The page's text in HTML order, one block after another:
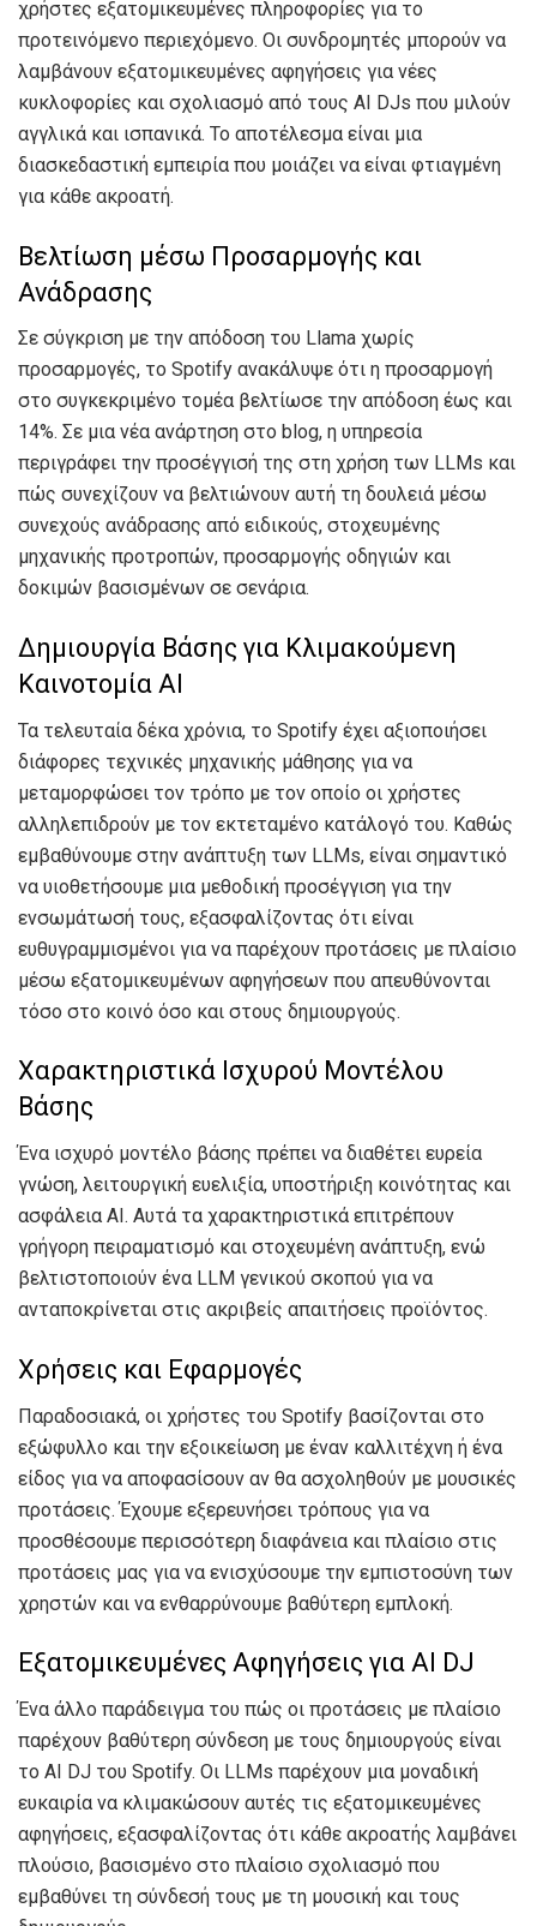
χρήστες εξατομικευμένες πληροφορίες για το
προτεινόμενο περιεχόμενο. Οι συνδρομητές μπορούν να
λαμβάνουν εξατομικευμένες αφηγήσεις για νέες
κυκλοφορίες και σχολιασμό από τους AI DJs που μιλούν
αγγλικά και ισπανικά. Το αποτέλεσμα είναι μια
διασκεδαστική εμπειρία που μοιάζει να είναι φτιαγμένη
για κάθε ακροατή.
Βελτίωση μέσω Προσαρμογής και
Ανάδρασης
Σε σύγκριση με την απόδοση του Llama χωρίς
προσαρμογές, το Spotify ανακάλυψε ότι η προσαρμογή
στο συγκεκριμένο τομέα βελτίωσε την απόδοση έως και
14%. Σε μια νέα ανάρτηση στο blog, η υπηρεσία
περιγράφει την προσέγγισή της στη χρήση των LLMs και
πώς συνεχίζουν να βελτιώνουν αυτή τη δουλειά μέσω
συνεχούς ανάδρασης από ειδικούς, στοχευμένης
μηχανικής προτροπών, προσαρμογής οδηγιών και
δοκιμών βασισμένων σε σενάρια.
Δημιουργία Βάσης για Κλιμακούμενη
Καινοτομία AI
Τα τελευταία δέκα χρόνια, το Spotify έχει αξιοποιήσει
διάφορες τεχνικές μηχανικής μάθησης για να
μεταμορφώσει τον τρόπο με τον οποίο οι χρήστες
αλληλεπιδρούν με τον εκτεταμένο κατάλογό του. Καθώς
εμβαθύνουμε στην ανάπτυξη των LLMs, είναι σημαντικό
να υιοθετήσουμε μια μεθοδική προσέγγιση για την
ενσωμάτωσή τους, εξασφαλίζοντας ότι είναι
ευθυγραμμισμένοι για να παρέχουν προτάσεις με πλαίσιο
μέσω εξατομικευμένων αφηγήσεων που απευθύνονται
τόσο στο κοινό όσο και στους δημιουργούς.
Χαρακτηριστικά Ισχυρού Μοντέλου
Βάσης
Ένα ισχυρό μοντέλο βάσης πρέπει να διαθέτει ευρεία
γνώση, λειτουργική ευελιξία, υποστήριξη κοινότητας και
ασφάλεια AI. Αυτά τα χαρακτηριστικά επιτρέπουν
γρήγορη πειραματισμό και στοχευμένη ανάπτυξη, ενώ
βελτιστοποιούν ένα LLM γενικού σκοπού για να
ανταποκρίνεται στις ακριβείς απαιτήσεις προϊόντος.
Χρήσεις και Εφαρμογές
Παραδοσιακά, οι χρήστες του Spotify βασίζονται στο
εξώφυλλο και την εξοικείωση με έναν καλλιτέχνη ή ένα
είδος για να αποφασίσουν αν θα ασχοληθούν με μουσικές
προτάσεις. Έχουμε εξερευνήσει τρόπους για να
προσθέσουμε περισσότερη διαφάνεια και πλαίσιο στις
προτάσεις μας για να ενισχύσουμε την εμπιστοσύνη των
χρηστών και να ενθαρρύνουμε βαθύτερη εμπλοκή.
Εξατομικευμένες Αφηγήσεις για AI DJ
Ένα άλλο παράδειγμα του πώς οι προτάσεις με πλαίσιο
παρέχουν βαθύτερη σύνδεση με τους δημιουργούς είναι
το AI DJ του Spotify. Οι LLMs παρέχουν μια μοναδική
ευκαιρία να κλιμακώσουν αυτές τις εξατομικευμένες
αφηγήσεις, εξασφαλίζοντας ότι κάθε ακροατής λαμβάνει
πλούσιο, βασισμένο στο πλαίσιο σχολιασμό που
εμβαθύνει τη σύνδεσή τους με τη μουσική και τους